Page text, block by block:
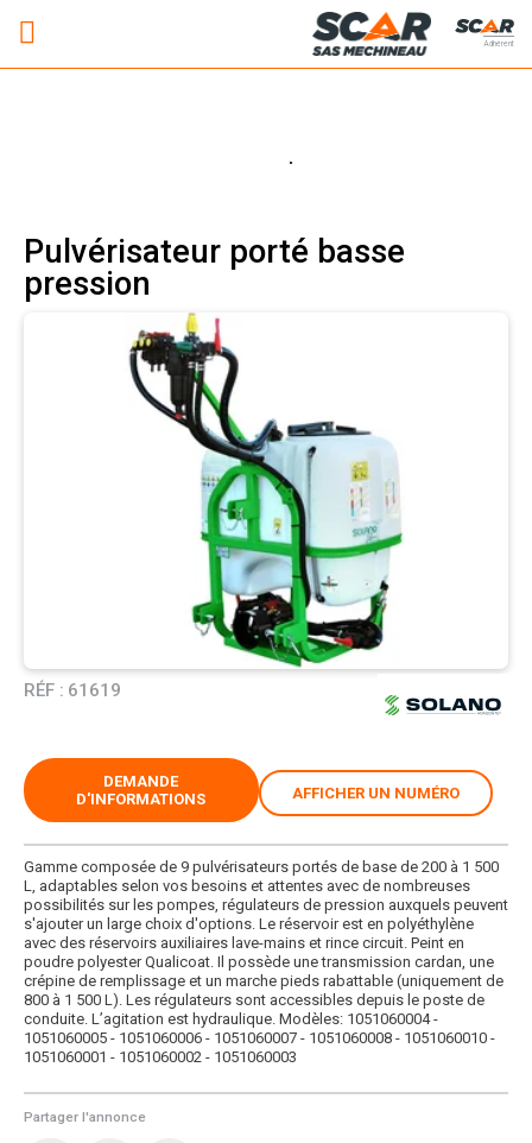
Adhérent
Pulvérisateur porté basse
pression
RÉF : 61619
Partager l'annonce
Gamme composée de 9 pulvérisateurs portés de base de 200 à 1 500
L, adaptables selon vos besoins et attentes avec de nombreuses
possibilités sur les pompes, régulateurs de pression auxquels peuvent
s'ajouter un large choix d'options. Le réservoir est en polyéthylène
avec des réservoirs auxiliaires lave-mains et rince circuit. Peint en
poudre polyester Qualicoat. Il possède une transmission cardan, une
crépine de remplissage et un marche pieds rabattable (uniquement de
800 à 1 500 L). Les régulateurs sont accessibles depuis le poste de
conduite. L’agitation est hydraulique. Modèles: 1051060004 -
1051060005 - 1051060006 - 1051060007 - 1051060008 - 1051060010 -
1051060001 - 1051060002 - 1051060003
DEMANDE
D'INFORMATIONS
AFFICHER UN NUMÉRO